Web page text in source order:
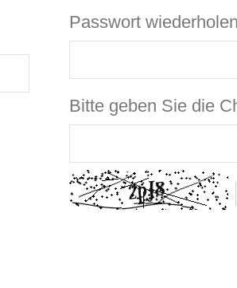
Passwort wiederholen
Bitte geben Sie die